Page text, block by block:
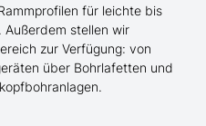
für leichte bis
stellen wir
zur Verfügung: von
über Bohrlafetten und